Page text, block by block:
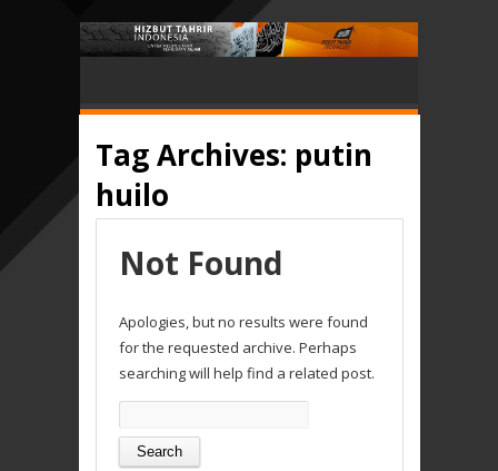
Tag Archives: putin
huilo
Not Found
Apologies, but no results were found
for the requested archive. Perhaps
searching will help find a related post.
for: